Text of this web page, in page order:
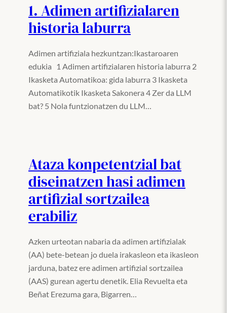
1. Adimen artifizialaren
historia laburra
Adimen artifiziala hezkuntzan:Ikastaroaren
edukia 1 Adimen artifizialaren historia laburra 2
Ikasketa Automatikoa: gida laburra 3 Ikasketa
Automatikotik Ikasketa Sakonera 4 Zer da LLM
bat? 5 Nola funtzionatzen du LLM…
Ataza konpetentzial bat
diseinatzen hasi adimen
artifizial sortzailea
erabiliz
Azken urteotan nabaria da adimen artifizialak
(AA) bete-betean jo duela irakasleon eta ikasleon
jarduna, batez ere adimen artifizial sortzailea
(AAS) gurean agertu denetik. Elia Revuelta eta
Beñat Erezuma gara, Bigarren…